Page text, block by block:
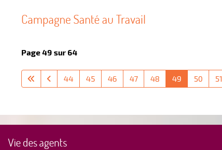
Campagne Santé au Travail
Page 49 sur 64
44 45 46 47 48 49 50 51
Vie des agents